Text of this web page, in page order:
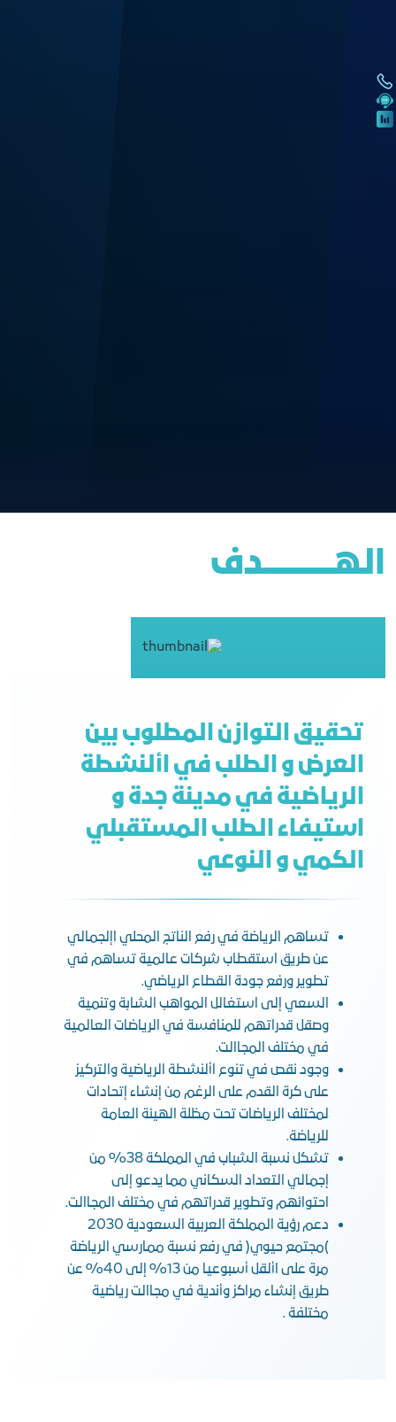
الهــــــــــــــــدف
تحقيق التوازن المطلوب بين
العرض و الطلب في األنشطة
الرياضية في مدينة جدة و
استيفاء الطلب المستقبلي
الكمي و النوعي
تساهم الرياضة في رفع الناتج المحلي اإلجمالي
عن طريق استقطاب شركات عالمية تساهم في
تطوير ورفع جودة القطاع الرياضي.
السعي إلى استغالل المواهب الشابة وتنمية
وصقل قدراتهم للمنافسة في الرياضات العالمية
في مختلف المجاالت.
وجود نقص في تنوع األنشطة الرياضية والتركيز
على كرة القدم على الرغم من إنشاء إتحادات
لمختلف الرياضات تحت مظلة الهيئة العامة
للرياضة.
تشكل نسبة الشباب في المملكة 38% من
إجمالي التعداد السكاني مما يدعو إلى
احتوائهم وتطوير قدراتهم في مختلف المجاالت.
دعم رؤية المملكة العربية السعودية 2030
)مجتمع حيوي( في رفع نسبة ممارسي الرياضة
مرة على األقل أسبوعيا من 13% إلى 40% عن
طريق إنشاء مراكز وأندية في مجاالت رياضية
مختلفة .